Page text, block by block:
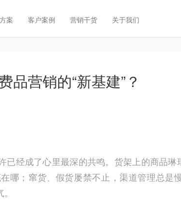
案 客户案例 营销干货 关于我们
品营销的“新基建”？
已经成了心里最深的共鸣。货架上的商品
哪；窜货、假货屡禁不止，渠道管理总